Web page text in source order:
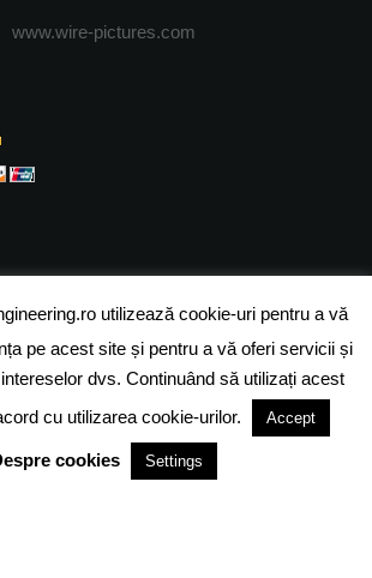
www.wire-pictures.com
All rights reserved.
ADVERTISING JOBS DESPRE COOKIES
TERMENI SI CONDITII
utilizează cookie-uri pentru a vă
pe acest site și pentru a vă oferi servicii și
dvs. Continuând să utilizați acest
cu utilizarea cookie-urilor.
Accept
cookies Settings